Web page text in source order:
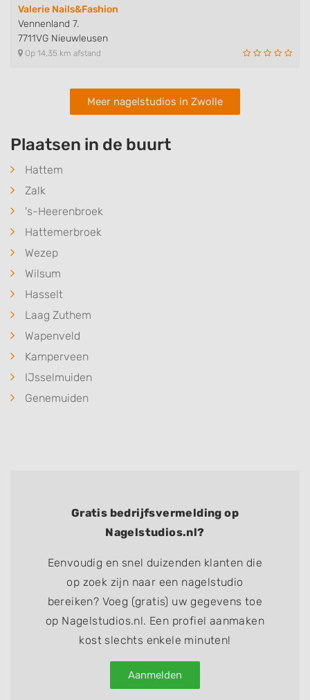
Valerie Nails&Fashion
Vennenland 7.
7711VG Nieuwleusen
Op 14,35 km afstand
Meer nagelstudios in Zwolle
Plaatsen in de buurt
Hattem
Zalk
's-Heerenbroek
Hattemerbroek
Wezep
Wilsum
Hasselt
Laag Zuthem
Wapenveld
Kamperveen
IJsselmuiden
Genemuiden
Gratis bedrijfsvermelding op
Nagelstudios.nl?
Eenvoudig en snel duizenden klanten die
op zoek zijn naar een nagelstudio
bereiken? Voeg (gratis) uw gegevens toe
op Nagelstudios.nl. Een profiel aanmaken
kost slechts enkele minuten!
Aanmelden